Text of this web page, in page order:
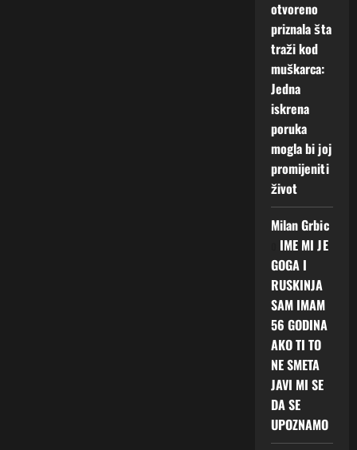
otvoreno
priznala šta
traži kod
muškarca:
Jedna
iskrena
poruka
mogla bi joj
promijeniti
život
Milan Grbic
IME MI JE
GOGA I
RUSKINJA
SAM IMAM
56 GODINA
AKO TI TO
NE SMETA
JAVI MI SE
DA SE
UPOZNAMO